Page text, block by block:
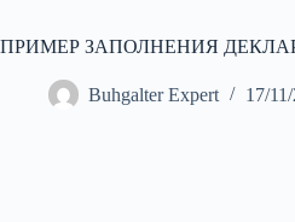
ПРИМЕР ЗАПОЛНЕНИЯ
Buhgalter Expert 17/